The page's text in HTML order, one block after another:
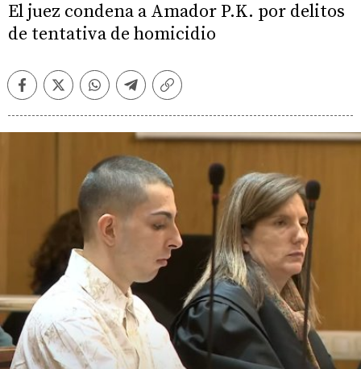
El juez condena a Amador P.K. por delitos
de tentativa de homicidio
FacebookTwitterWhatsappTelegramCopiar